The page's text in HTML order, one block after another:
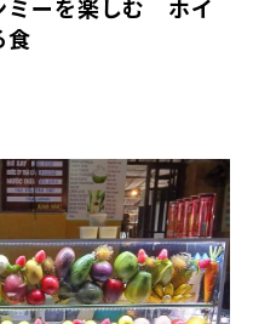
ミーを楽しむ ホイ
食